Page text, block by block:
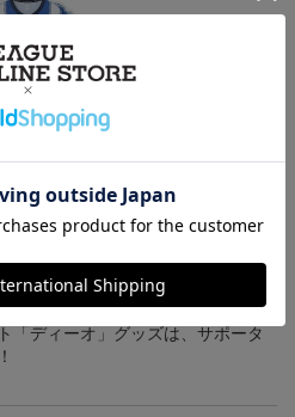
センティックユ
23,760円
モンテディオ山形 ツン
2,500円
「ディーオ」グッズは、サポータ